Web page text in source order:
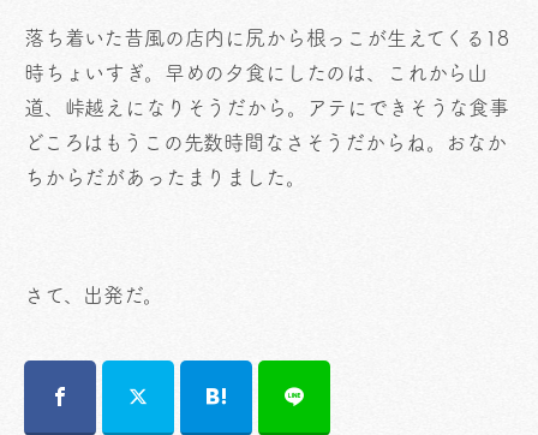
落ち着いた昔風の店内に尻から根っこが生えてくる18
時ちょいすぎ。早めの夕食にしたのは、これから山
道、峠越えになりそうだから。アテにできそうな食事
どころはもうこの先数時間なさそうだからね。おなか
ちからだがあったまりました。
さて、出発だ。